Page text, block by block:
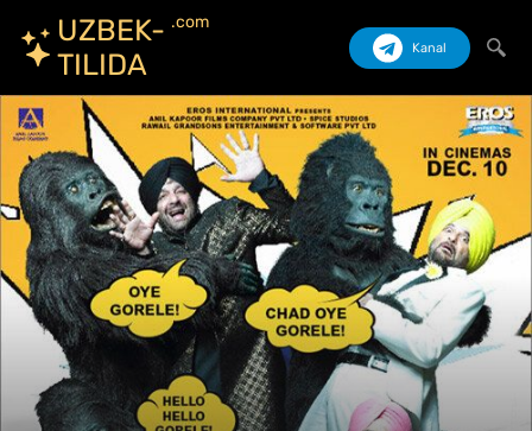
UZBEK-
TILIDA
.com
Kanal
Izlash